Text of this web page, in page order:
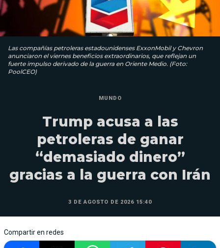
Las compañías petroleras estadounidenses ExxonMobil y Chevron
anunciaron el viernes beneficios extraordinarios, que reflejan un
fuerte impulso derivado de la guerra en Oriente Medio. (Foto:
PoolCEO)
MUNDO
Trump acusa a las
petroleras de ganar
“demasiado dinero”
gracias a la guerra con Irán
3 DE AGOSTO DE 2026 15:40
Compartir en redes